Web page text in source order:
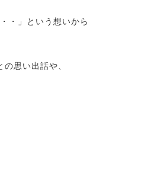
・」という想いから
思い出話や、